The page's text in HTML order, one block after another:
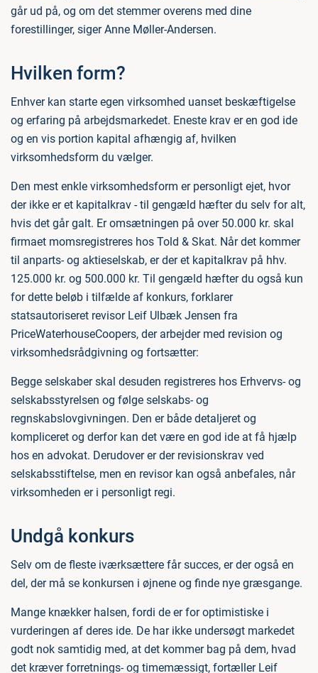
går ud på, og om det stemmer overens med dine
forestillinger, siger Anne Møller-Andersen.
Hvilken form?
Enhver kan starte egen virksomhed uanset beskæftigelse
og erfaring på arbejdsmarkedet. Eneste krav er en god ide
og en vis portion kapital afhængig af, hvilken
virksomhedsform du vælger.
Den mest enkle virksomhedsform er personligt ejet, hvor
der ikke er et kapitalkrav - til gengæld hæfter du selv for alt,
hvis det går galt. Er omsætningen på over 50.000 kr. skal
firmaet momsregistreres hos Told & Skat. Når det kommer
til anparts- og aktieselskab, er der et kapitalkrav på hhv.
125.000 kr. og 500.000 kr. Til gengæld hæfter du også kun
for dette beløb i tilfælde af konkurs, forklarer
statsautoriseret revisor Leif Ulbæk Jensen fra
PriceWaterhouseCoopers, der arbejder med revision og
virksomhedsrådgivning og fortsætter:
Begge selskaber skal desuden registreres hos Erhvervs- og
selskabsstyrelsen og følge selskabs- og
regnskabslovgivningen. Den er både detaljeret og
kompliceret og derfor kan det være en god ide at få hjælp
hos en advokat. Derudover er der revisionskrav ved
selskabsstiftelse, men en revisor kan også anbefales, når
virksomheden er i personligt regi.
Undgå konkurs
Selv om de fleste iværksættere får succes, er der også en
del, der må se konkursen i øjnene og finde nye græsgange.
Mange knækker halsen, fordi de er for optimistiske i
vurderingen af deres ide. De har ikke undersøgt markedet
godt nok samtidig med, at det kommer bag på dem, hvad
det kræver forretnings- og timemæssigt, fortæller Leif